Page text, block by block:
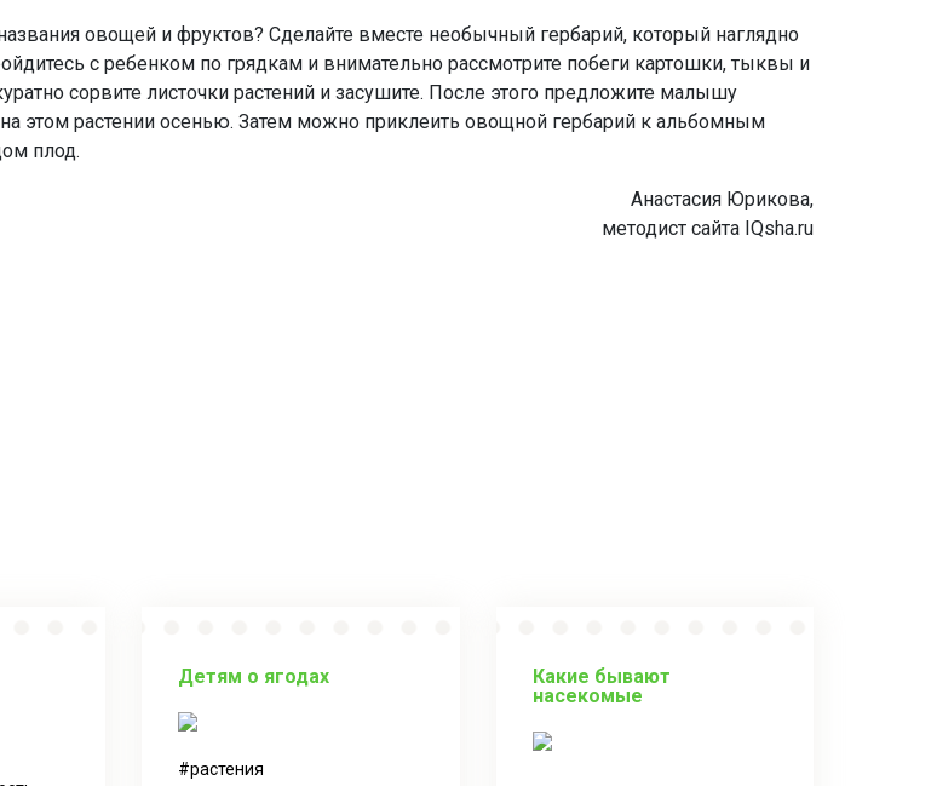
овощей и фруктов? Сделайте вместе необычный гербарий, который наглядно
с ребенком по грядкам и внимательно рассмотрите побеги картошки, тыквы и
сорвите листочки растений и засушите. После этого предложите малышу
этом растении осенью. Затем можно приклеить овощной гербарий к альбомным
плод.
Анастасия Юрикова,
методист сайта IQsha.ru
Детям о ягодах
растения
Какие бывают
насекомые